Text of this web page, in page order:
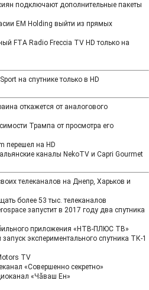
подключают дополнительные пакеты
EM Holding выйти из прямых
FTA Radio Freccia TV HD только на
на спутнике только в HD
откажется от аналогового
Трампа от просмотра его
перешел на HD
каналы NekoTV и Capri Gourmet
телеканалов на Днепр, Харьков и
более 53 тыс. телеканалов
запустит в 2017 году два спутника
приложения «НТВ‑ПЛЮС ТВ»
экспериментального спутника ТК-1
TV
«Совершенно секретно»
«Чăваш Ен»